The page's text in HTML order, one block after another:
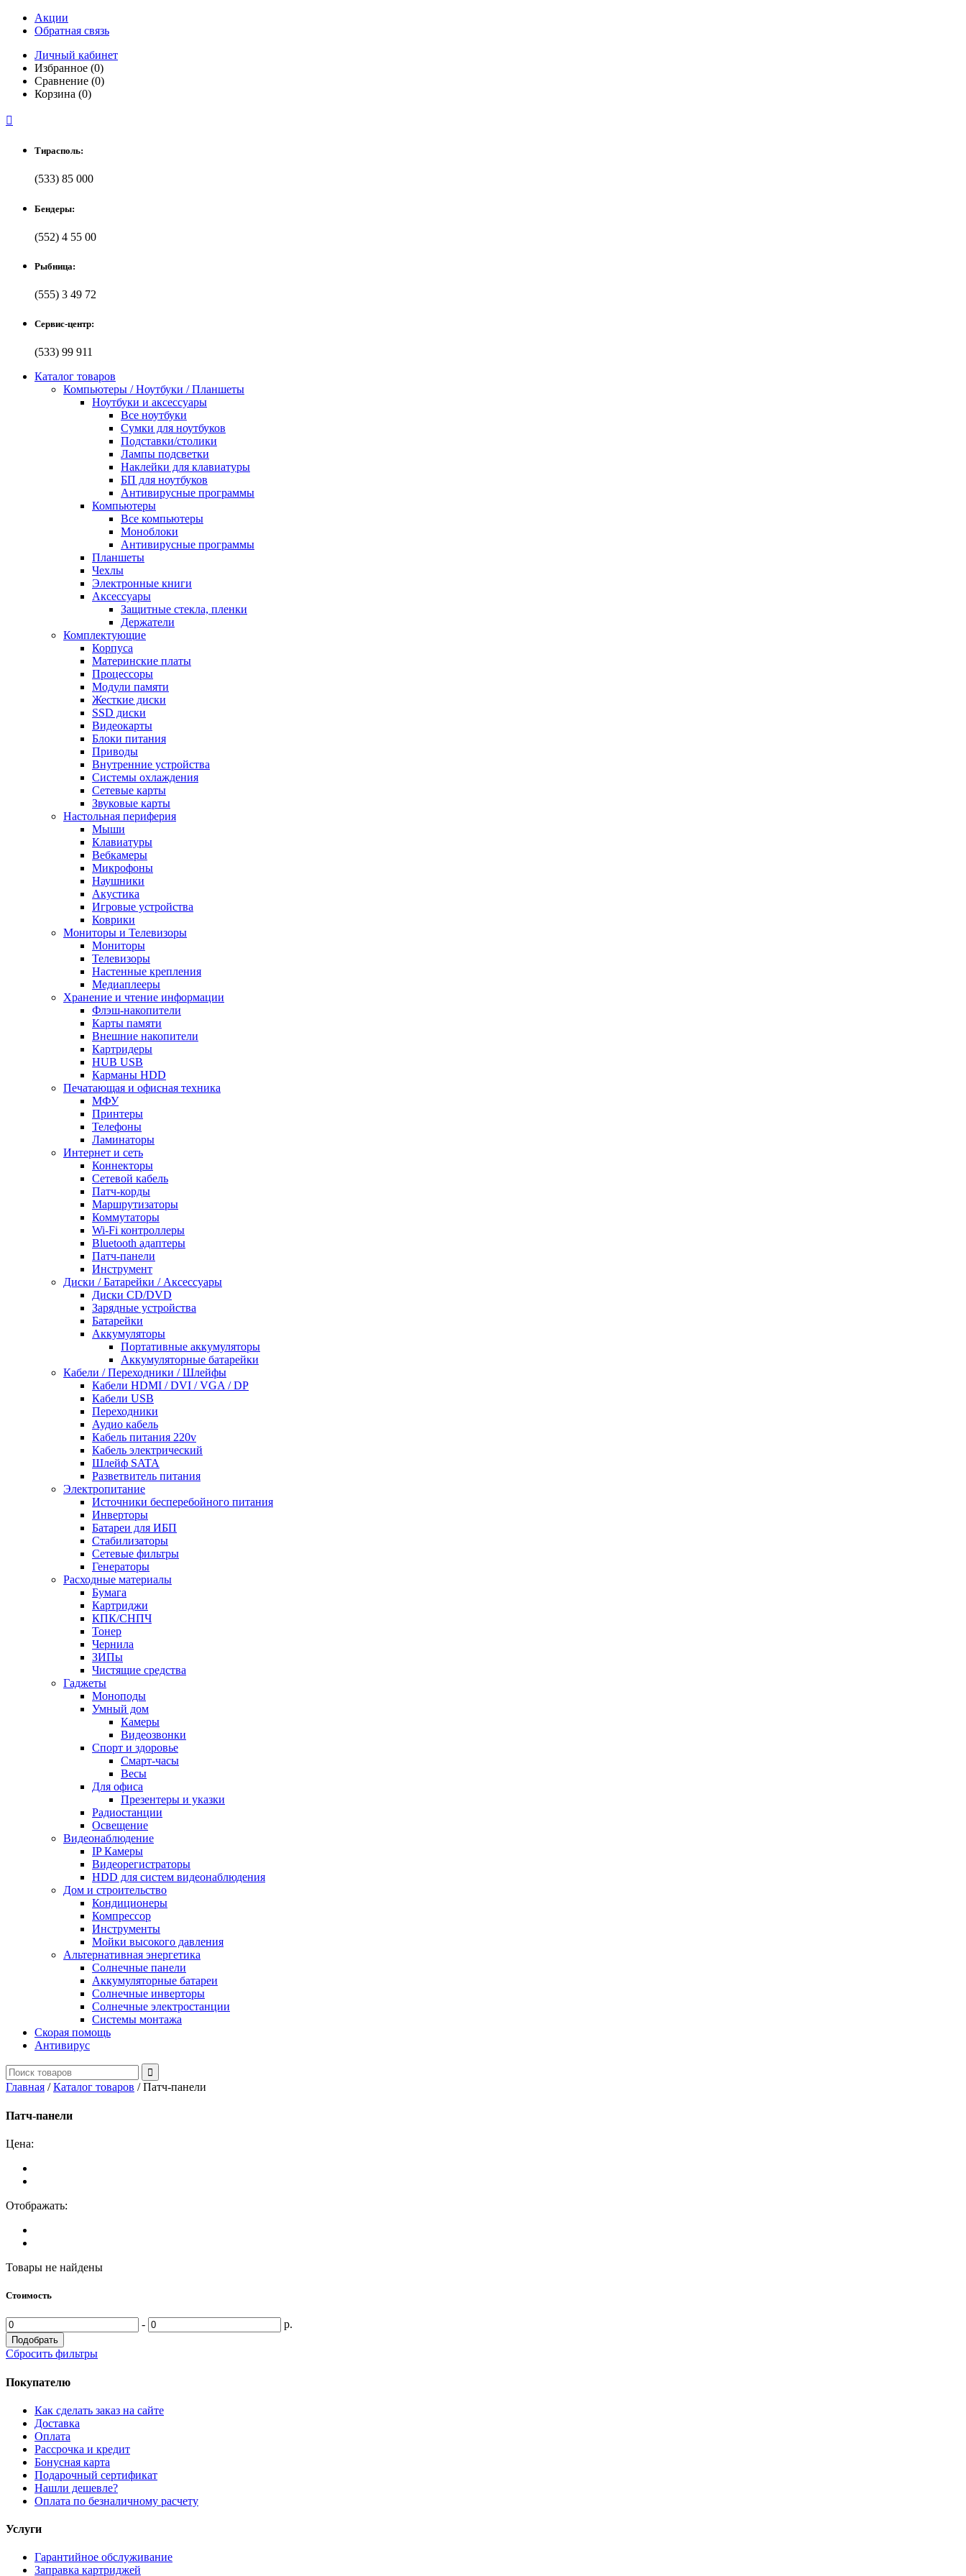
Акции
Обратная связь
Личный кабинет
Избранное (0)
Сравнение (0)
Корзина (0)

Тирасполь:
(533) 85 000
Бендеры:
(552) 4 55 00
Рыбница:
(555) 3 49 72
Сервис-центр:
(533) 99 911
Каталог товаров
Компьютеры / Ноутбуки / Планшеты
Ноутбуки и аксессуары
Все ноутбуки
Сумки для ноутбуков
Подставки/столики
Лампы подсветки
Наклейки для клавиатуры
БП для ноутбуков
Антивирусные программы
Компьютеры
Все компьютеры
Моноблоки
Антивирусные программы
Планшеты
Чехлы
Электронные книги
Аксессуары
Защитные стекла, пленки
Держатели
Комплектующие
Корпуса
Материнские платы
Процессоры
Модули памяти
Жесткие диски
SSD диски
Видеокарты
Блоки питания
Приводы
Внутренние устройства
Системы охлаждения
Сетевые карты
Звуковые карты
Настольная периферия
Мыши
Клавиатуры
Вебкамеры
Микрофоны
Наушники
Акустика
Игровые устройства
Коврики
Мониторы и Телевизоры
Мониторы
Телевизоры
Настенные крепления
Медиаплееры
Хранение и чтение информации
Флэш-накопители
Карты памяти
Внешние накопители
Картридеры
HUB USB
Карманы HDD
Печатающая и офисная техника
МФУ
Принтеры
Телефоны
Ламинаторы
Интернет и сеть
Коннекторы
Сетевой кабель
Патч-корды
Маршрутизаторы
Коммутаторы
Wi-Fi контроллеры
Bluetooth адаптеры
Патч-панели
Инструмент
Диски / Батарейки / Аксессуары
Диски CD/DVD
Зарядные устройства
Батарейки
Аккумуляторы
Портативные аккумуляторы
Аккумуляторные батарейки
Кабели / Переходники / Шлейфы
Кабели HDMI / DVI / VGA / DP
Кабели USB
Переходники
Аудио кабель
Кабель питания 220v
Кабель электрический
Шлейф SATA
Разветвитель питания
Электропитание
Источники бесперебойного питания
Инверторы
Батареи для ИБП
Стабилизаторы
Сетевые фильтры
Генераторы
Расходные материалы
Бумага
Картриджи
КПК/СНПЧ
Тонер
Чернила
ЗИПы
Чистящие средства
Гаджеты
Моноподы
Умный дом
Камеры
Видеозвонки
Спорт и здоровье
Смарт-часы
Весы
Для офиса
Презентеры и указки
Радиостанции
Освещение
Видеонаблюдение
IP Камеры
Видеорегистраторы
HDD для систем видеонаблюдения
Дом и строительство
Кондиционеры
Компрессор
Инструменты
Мойки высокого давления
Альтернативная энергетика
Солнечные панели
Аккумуляторные батареи
Солнечные инверторы
Солнечные электростанции
Системы монтажа
Скорая помощь
Антивирус
Главная /Каталог товаров /Патч-панели
Патч-панели
Цена:
Отображать:
Товары не найдены
Стоимость
- р.
Подобрать
Сбросить фильтры
Покупателю
Как сделать заказ на сайте
Доставка
Оплата
Рассрочка и кредит
Бонусная карта
Подарочный сертификат
Нашли дешевле?
Оплата по безналичному расчету
Услуги
Гарантийное обслуживание
Заправка картриджей